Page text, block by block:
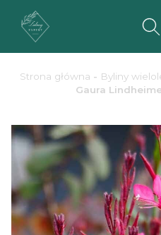
Strona główna - Byliny
Gaura